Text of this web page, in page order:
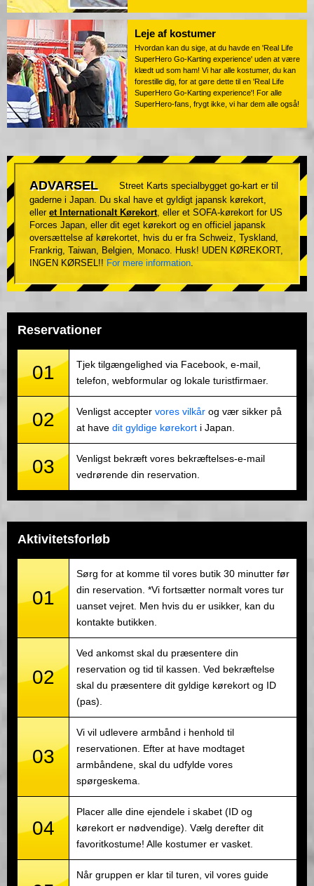
Leje af kostumer
Hvordan kan du sige, at du havde en 'Real Life
SuperHero Go-Karting experience' uden at være
klædt ud som ham! Vi har alle kostumer, du kan
forestille dig, for at gøre dette til en 'Real Life
SuperHero Go-Karting experience'! For alle
SuperHero-fans, frygt ikke, vi har dem alle også!
ADVARSEL
Street Karts specialbygget go-kart er til
gaderne i Japan. Du skal have et gyldigt japansk kørekort,
eller et Internationalt Kørekort, eller et SOFA-kørekort for US
Forces Japan, eller dit eget kørekort og en officiel japansk
oversættelse af kørekortet, hvis du er fra Schweiz, Tyskland,
Frankrig, Taiwan, Belgien, Monaco. Husk! UDEN KØREKORT,
INGEN KØRSEL!! For mere information.
Reservationer
01
Tjek tilgængelighed via Facebook, e-mail,
telefon, webformular og lokale turistfirmaer.
02 Venligst accepter vores vilkår og vær sikker på
at have dit gyldige kørekort i Japan.
03
Venligst bekræft vores bekræftelses-e-mail
vedrørende din reservation.
Aktivitetsforløb
01
Sørg for at komme til vores butik 30 minutter før
din reservation. *Vi fortsætter normalt vores tur
uanset vejret. Men hvis du er usikker, kan du
kontakte butikken.
02
Ved ankomst skal du præsentere din
reservation og tid til kassen. Ved bekræftelse
skal du præsentere dit gyldige kørekort og ID
(pas).
03
Vi vil udlevere armbånd i henhold til
reservationen. Efter at have modtaget
armbåndene, skal du udfylde vores
spørgeskema.
04
Placer alle dine ejendele i skabet (ID og
kørekort er nødvendige). Vælg derefter dit
favoritkostume! Alle kostumer er vasket.
Når gruppen er klar til turen, vil vores guide